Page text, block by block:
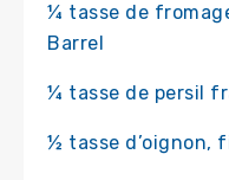
¼ tasse de
Barrel
¼ tasse de persil
½ tasse d’oignon,